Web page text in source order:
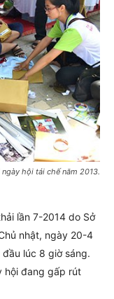
hội tái chế năm 2013.
lần 7-2014 do Sở
nhật, ngày 20-4
lúc 8 giờ sáng.
hội đang gấp rút